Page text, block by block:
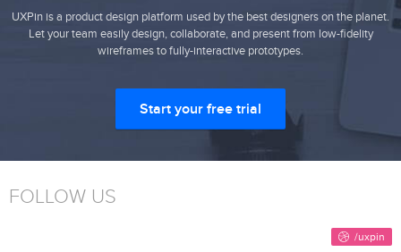
UXPin is a product design platform used by the best designers on the planet.
Let your team easily design, collaborate, and present from low-fidelity
wireframes to fully-interactive prototypes.
Start your free trial
FOLLOW US